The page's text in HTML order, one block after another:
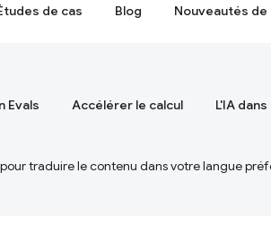
de cas Blog Nouveautés de
Evals Accélérer le calcul L'IA
traduire le contenu dans votre langue